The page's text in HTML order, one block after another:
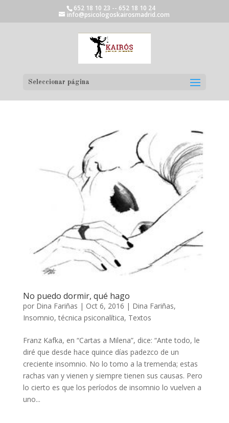
652 18 10 23 -- 652 18 10 24
info@psicologoskairosmadrid.com
Seleccionar página
No puedo dormir, qué hago
por Dina Fariñas | Oct 6, 2016 | Dina Fariñas,
Insomnio,técnica psiconalítica, Textos
Franz Kafka, en “Cartas a Milena”, dice: “Ante todo, le
diré que desde hace quince días padezco de un
creciente insomnio. No lo tomo a la tremenda; estas
rachas van y vienen y siempre tienen sus causas. Pero
lo cierto es que los períodos de insomnio lo vuelven a
uno...